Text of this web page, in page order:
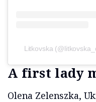
Litkovska
A first lady
Olena Zelenszka,